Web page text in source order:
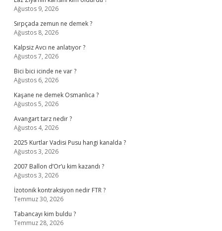
Ağustos 9, 2026
Sırpçada zemun ne demek ?
Ağustos 8, 2026
Kalpsiz Avcı ne anlatıyor ?
Ağustos 7, 2026
Bici bici icinde ne var ?
Ağustos 6, 2026
Kaşane ne demek Osmanlıca ?
Ağustos 5, 2026
Avangart tarz nedir ?
Ağustos 4, 2026
2025 Kurtlar Vadisi Pusu hangi kanalda ?
Ağustos 3, 2026
2007 Ballon d’Or’u kim kazandı ?
Ağustos 3, 2026
İzotonik kontraksiyon nedir FTR ?
Temmuz 30, 2026
Tabancayı kim buldu ?
Temmuz 28, 2026